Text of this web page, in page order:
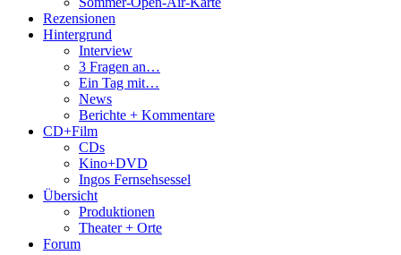
Rezensionen
Hintergrund
Interview
3 Fragen an…
Ein Tag mit…
News
Berichte + Kommentare
CD+Film
CDs
Kino+DVD
Ingos Fernsehsessel
Übersicht
Produktionen
Theater + Orte
Forum